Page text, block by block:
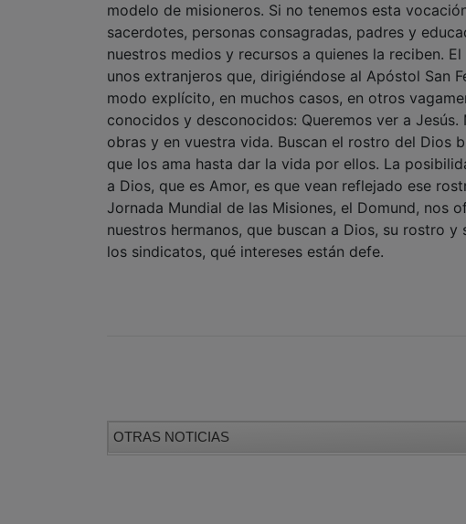
unos extranjeros que, dirigiéndose al Apóstol San
modo explícito, en muchos casos, en otros
conocidos y desconocidos: Queremos ver a
obras y en vuestra vida. Buscan el rostro del Dios
que los ama hasta dar la vida por ellos. La
a Dios, que es Amor, es que vean reflejado ese
Jornada Mundial de las Misiones, el Domund,
nuestros hermanos, que buscan a Dios, su rostro
los sindicatos, qué intereses están defe.